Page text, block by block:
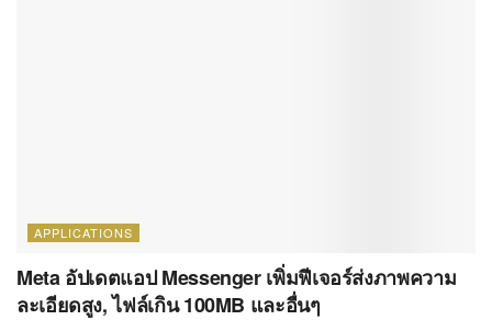
APPLICATIONS
Meta อัปเดตแอป Messenger เพิ่มฟีเจอร์ส่งภาพความ
ละเอียดสูง, ไฟล์เกิน 100MB และอื่นๆ